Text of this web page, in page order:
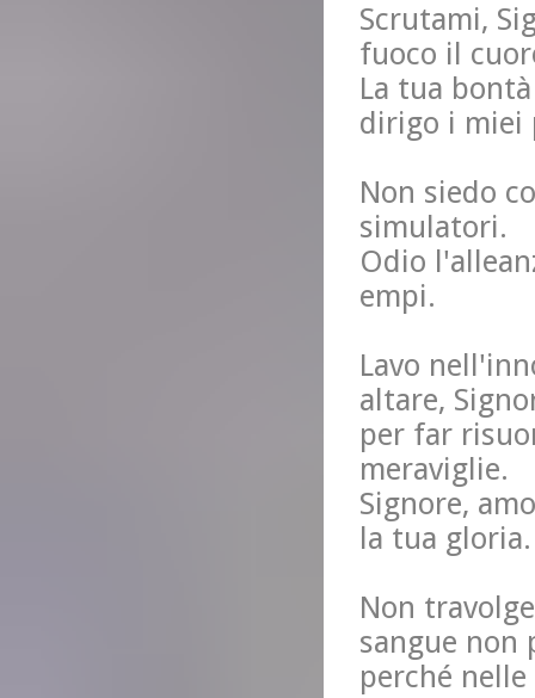
Scrutami,
fuoco il
La tua
dirigo i miei
Non siedo
simulatori.
Odio
empi.
Lavo
altare,
per far
meraviglie.
Signore,
la tua gloria.
Non
sangue non
perché